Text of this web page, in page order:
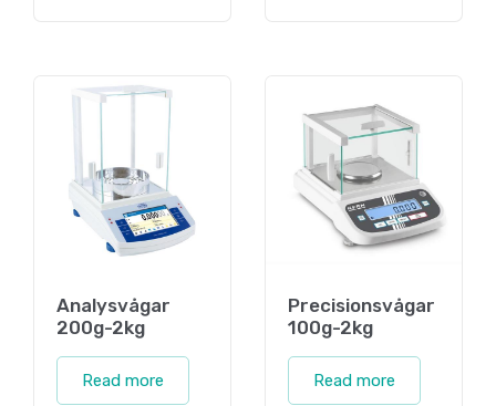
Analysvågar
200g-2kg
Read more
Precisionsvågar
100g-2kg
Read more